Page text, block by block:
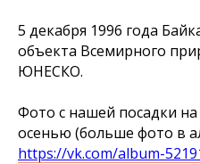
5 декабря 1996 года
объекта Всемирного
ЮНЕСКО.
Фото с нашей посадки
осенью (больше фото в
https://vk.com/album-